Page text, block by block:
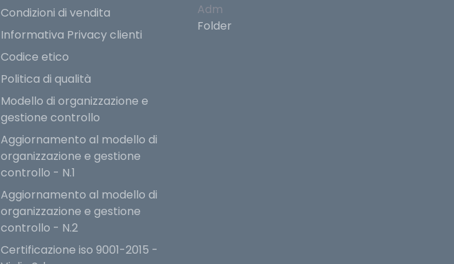
Condizioni di vendita
Informativa Privacy clienti
Codice etico
Politica di qualità
Modello di organizzazione e
gestione controllo
Aggiornamento al modello di
organizzazione e gestione
controllo - N.1
Aggiornamento al modello di
organizzazione e gestione
controllo - N.2
Certificazione iso 9001-2015 -
Adm
Folder